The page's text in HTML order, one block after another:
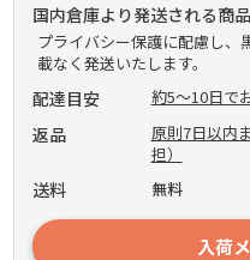
国内倉庫より発送される商品
プライバシー保護に配慮し、
載なく発送いたします。
配達目安 約5～10日で
返品
原則7日以内
担）
送料 無料
入荷